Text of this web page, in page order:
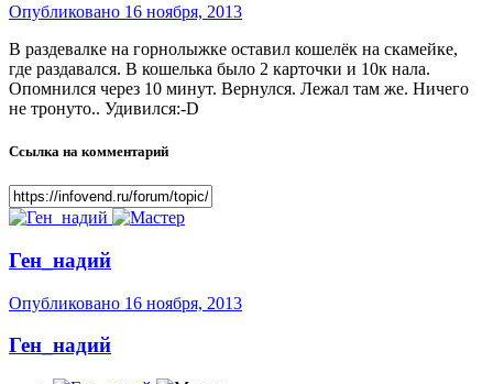
Опубликовано 16 ноября, 2013
В раздевалке на горнолыжке оставил кошелёк на скамейке,
где раздавался. В кошелька было 2 карточки и 10к нала.
Опомнился через 10 минут. Вернулся. Лежал там же. Ничего
не тронуто.. Удивился:-D
Ссылка на комментарий
Ген_надий
Опубликовано 16 ноября, 2013
Ген_надий